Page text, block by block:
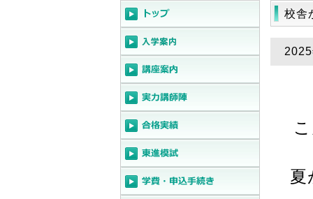
校舎
夏